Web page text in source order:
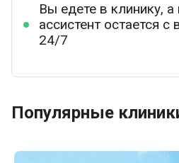
Вы едете в клинику,
ассистент остается с
24/7
Популярные